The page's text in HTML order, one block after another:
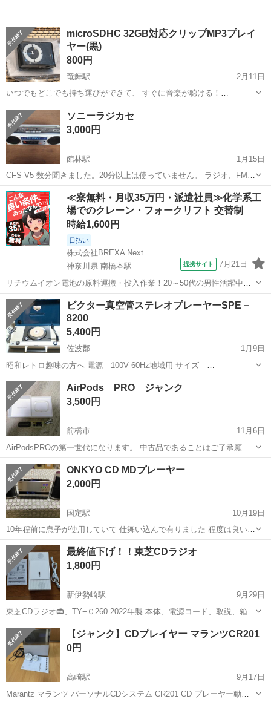
microSDHC 32GB対応クリップMP3プレイ
ヤー(黒)
800円
竜舞駅
2月11日
いつでもどこでも持ち運びができて、 すぐに音楽が聴ける！
microSDHC32GBに対応！ 本体重量わずか16g 服やバッグに取り付け
できるクリップを搭載 携帯時にとても便利♪ コンパクトでシンプル設
計なので、操作も簡単...
群馬 太田市
MP3プレイヤー
ソニーラジカセ
3,000円
館林駅
1月15日
CFS-V5 数分聞きました。20分以上は使っていません。 ラジオ、FM,
カセットは使えます。 録音は確認していません。 テレビは聞こえませ
んが不良ではないと思います。 他は購入希望者の要望によりチェック
いたします...
群馬 館林市 館林駅 ポータブルプレーヤー sony
≪寮無料・月収35万円・派遣社員≫化学系工
場でのクレーン・フォークリフト 交替制
時給1,600円
日払い
株式会社BREXA Next
神奈川県 南橋本駅
提携サイト 7月21日
リチウムイオン電池の原料運搬・投入作業！20～50代の男性活躍中★
ワンルーム寮完備！赴任旅費会社負担！年間休日130日★フォークリフ
ト免許お持ちの方、活躍中！就業先食堂利用可★《神奈川県相模原
市》 人気の工場のお仕事 ◇電...
神奈川 相模原市 南橋本駅
ビクター真空管ステレオプレーヤーSPE－
8200
5,400円
佐波郡
1月9日
昭和レトロ趣味の方へ 電源 100V 60Hz地域用 サイズ
450×300×105H 掃除・注油メンテナンス済み。 懐かしい真空管２本、
熱焼けもなく良い状態でした。 左右ボリュームでステレオ音量調整式
でボ...
群馬 佐波郡 真空管
AirPods PRO ジャンク
3,500円
前橋市
11月6日
AirPodsPROの第一世代になります。 中古品であることはご了承願い
ます 使用には問題ありません。 ノイズキャンセリング機能が調子がよ
くないのでジャンク扱いにしております。 お値引きはお気持ち程度で
したら可能です。
群馬 前橋市 ポータブルプレーヤー
ONKYO CD MDプレーヤー
2,000円
国定駅
10月19日
10年程前に息子が使用していて 仕舞い込んで有りました 程度は良いと
思います✨😃 動作確認はしました
群馬 伊勢崎市 国定駅 ポータブルプレーヤー
最終値下げ！！東芝CDラジオ
1,800円
新伊勢崎駅
9月29日
東芝CDラジオ📻、TY−Ｃ260 2022年製 本体、電源コード、取説、箱付
き、目立ったキズや汚れはありません、 新伊勢崎駅前のセブンイレブ
ンでの取り引き可能な方、よろしくお願い致します。
群馬 伊勢崎市 新伊勢崎駅 ポータブルプレーヤー
東芝
【ジャンク】CDプレイヤー マランツCR201
0円
高崎駅
9月17日
Marantz マランツ パーソナルCDシステム CR201 CD プレーヤー動作